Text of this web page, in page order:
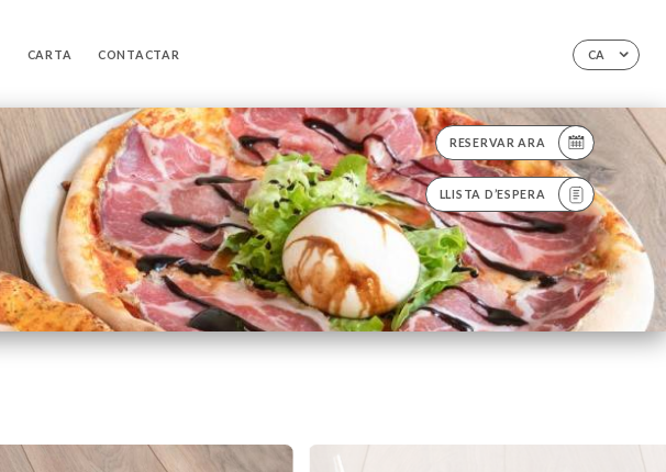
CA
CARTA CONTACTAR
RESERVAR ARA
LLISTA D’ESPERA